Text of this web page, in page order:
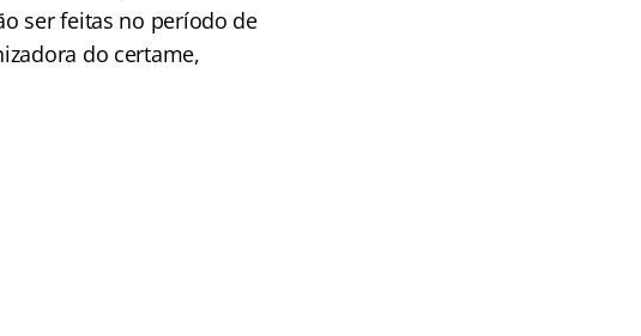
ser feitas no período de
do certame,